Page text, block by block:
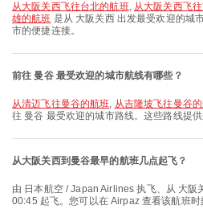
从大阪关西飞往台北的航班, 从大阪关西飞
雄的航班 是从 大阪关西 出发最受欢迎的城
市的便捷连接。
前往 曼谷 最受欢迎的城市航线有哪些？
从清迈飞往曼谷的航班, 从吉隆坡飞往曼谷
往 曼谷 最受欢迎的城市路线。这些路线提
从大阪关西到曼谷最早的航班几点起飞？
由 日本航空 / Japan Airlines 执飞、从 大阪关西 前往 曼谷 的最早航班于
00:45 起飞。您可以在 Airpaz 查看该航班时